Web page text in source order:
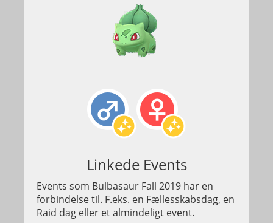
Linkede Events
Events som Bulbasaur Fall 2019 har en
forbindelse til. F.eks. en Fællesskabsdag, en
Raid dag eller et almindeligt event.